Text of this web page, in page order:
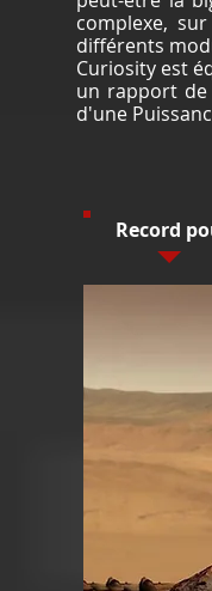
complexe,
différents
Curiosity est
un rapport de
d'une
Record